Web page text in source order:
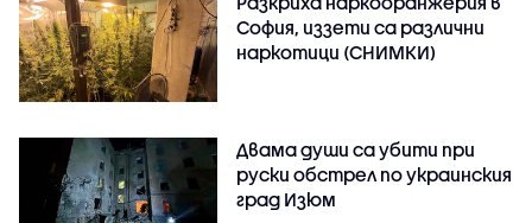
София, иззети са различни
наркотици (СНИМКИ)
Двама души са убити при
руски обстрeл по украинския
град Изюм